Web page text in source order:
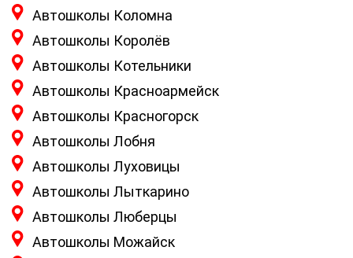
Автошколы Коломна
Автошколы Королёв
Автошколы Котельники
Автошколы Красноармейск
Автошколы Красногорск
Автошколы Лобня
Автошколы Луховицы
Автошколы Лыткарино
Автошколы Люберцы
Автошколы Можайск